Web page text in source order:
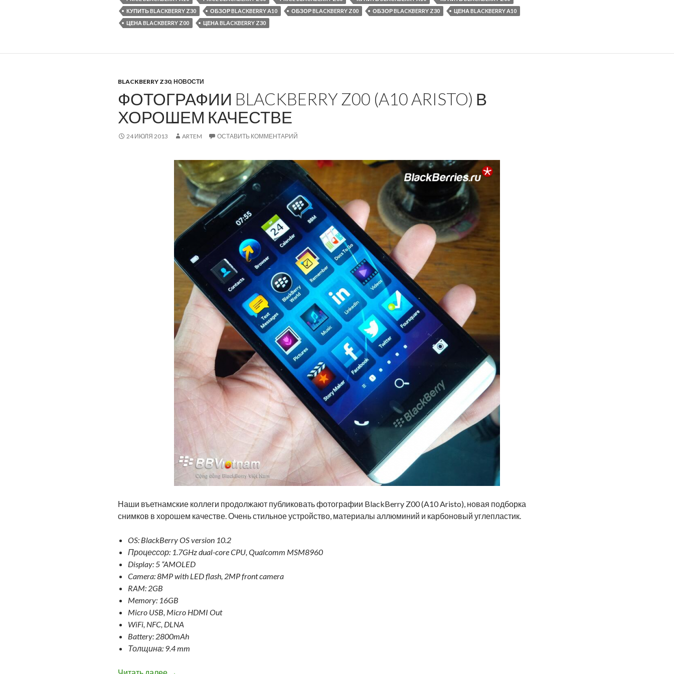
КУПИТЬ BLACKBERRY Z30
ОБЗОР BLACKBERRY A10 ОБЗОР BLACKBERRY Z00 ОБЗОР BLACKBERRY Z30
ЦЕНА BLACKBERRY A10
ЦЕНА BLACKBERRY Z00
ЦЕНА BLACKBERRY Z30
BLACKBERRY Z30, НОВОСТИ
ФОТОГРАФИИ BLACKBERRY Z00 (A10 ARISTO) В
ХОРОШЕМ КАЧЕСТВЕ
24 ИЮЛЯ 2013 ARTEM ОСТАВИТЬ КОММЕНТАРИЙ
Наши въетнамские коллеги продолжают публиковать фотографии BlackBerry Z00 (A10 Aristo), новая подборка
снимков в хорошем качестве. Очень стильное устройство, материалы аллюминий и карбоновый углепластик.
OS: BlackBerry OS version 10.2
Процессор: 1.7GHz dual-core CPU, Qualcomm MSM8960
Display: 5 “AMOLED
Camera: 8MP with LED flash, 2MP front camera
RAM: 2GB
Memory: 16GB
Micro USB, Micro HDMI Out
WiFi, NFC, DLNA
Battery: 2800mAh
Толщина: 9.4 mm
Фотографии BlackBerry Z00 (A10 Aristo) в хорошем качестве